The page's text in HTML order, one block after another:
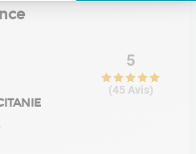
: Personnalisez vos Options
5
(45 Avis)